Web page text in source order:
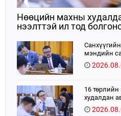
Нөөцийн махны
нээлттэй ил тод
мэндийн
16 төрлийн
худалдан